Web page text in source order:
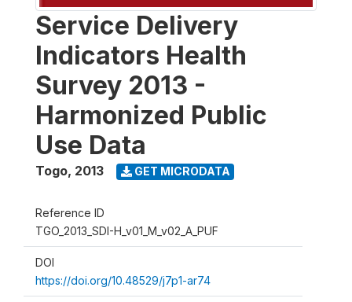
Service Delivery
Indicators Health
Survey 2013 -
Harmonized Public
Use Data
Togo, 2013 GET MICRODATA
Reference ID
TGO_2013_SDI-H_v01_M_v02_A_PUF
DOI
https://doi.org/10.48529/j7p1-ar74